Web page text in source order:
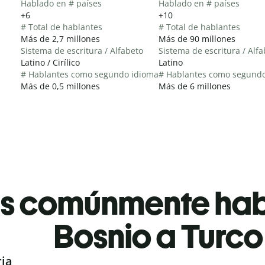
Hablado en # países
+6
# Total de hablantes
Más de 2,7 millones
Sistema de escritura / Alfabeto
Latino / Cirílico
# Hablantes como segundo idioma
Más de 0,5 millones
Hablado en # países
+10
# Total de hablantes
Más de 90 millones
Sistema de escritura /
Latino
# Hablantes como
Más de 6 millones
comúnmente
Bosnio a Turco